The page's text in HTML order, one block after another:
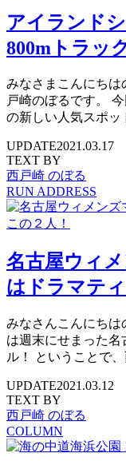
アイランド
800mトラッ
みなさまこんにちは
戸崎のぼるです。
の新しい人気スポッ
UPDATE2021.03.17
TEXT BY
西戸崎 のぼる
RUN ADDRESS
名古屋ウィ
はドラマテ
みなさんこんにちは
は週末にせまった名
ル！ ということで
UPDATE2021.03.12
TEXT BY
西戸崎 のぼる
COLUMN